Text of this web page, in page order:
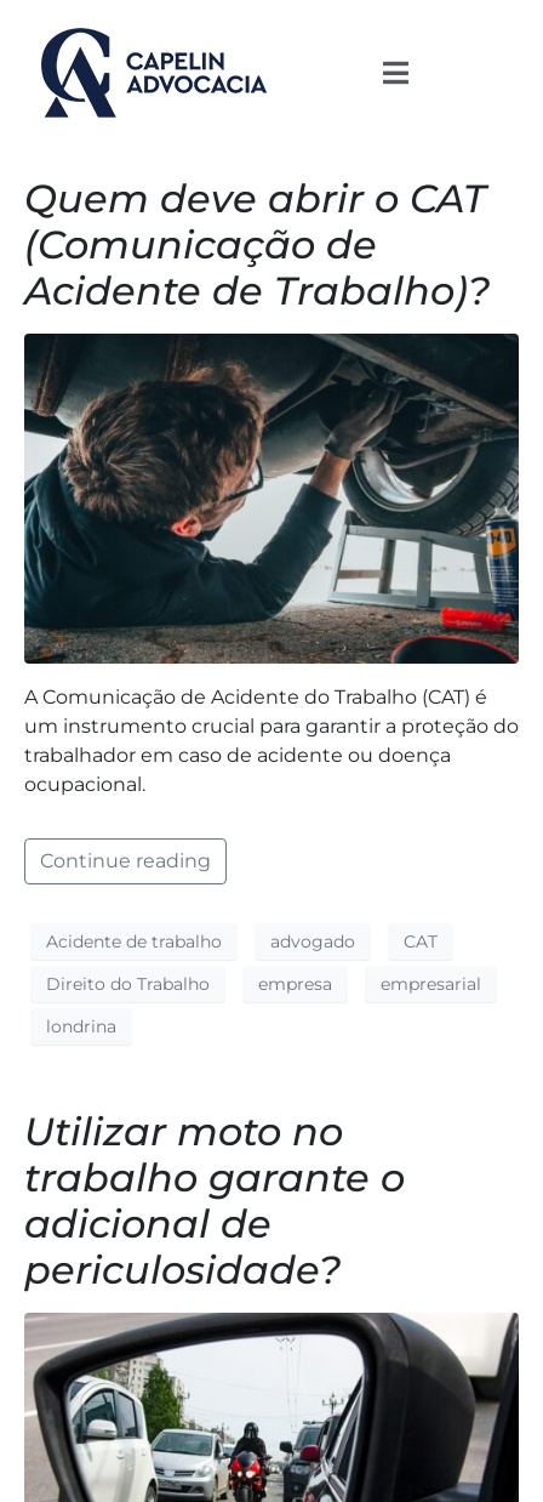
Quem deve abrir o CAT
(Comunicação de
Acidente de Trabalho)?
A Comunicação de Acidente do Trabalho (CAT) é
um instrumento crucial para garantir a proteção do
trabalhador em caso de acidente ou doença
ocupacional.
Continue reading
Acidente de trabalho advogado
CAT
Direito do Trabalho
empresa
empresarial
londrina
Utilizar moto no
trabalho garante o
adicional de
periculosidade?